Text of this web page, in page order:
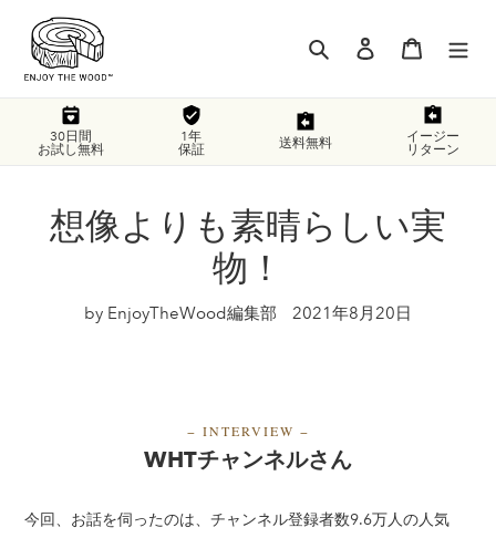
検索 ログインカート
30日間
お試し無料
1年
保証
送料無料
イージー
リターン
想像よりも素晴らしい実
物！
by EnjoyTheWood編集部 2021年8月20日
− INTERVIEW −
WHTチャンネルさん
今回、お話を伺ったのは、チャンネル登録者数9.6万人の人気